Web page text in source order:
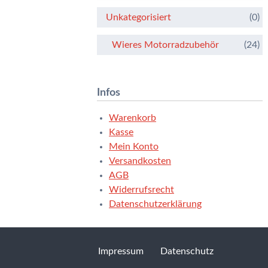
Unkategorisiert (0)
Wieres Motorradzubehör (24)
Infos
Warenkorb
Kasse
Mein Konto
Versandkosten
AGB
Widerrufsrecht
Datenschutzerklärung
Impressum Datenschutz